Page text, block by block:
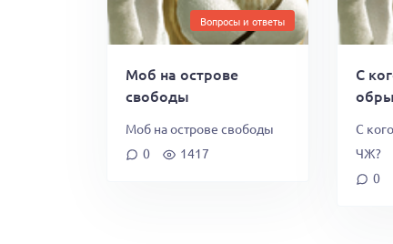
Вопросы и ответы
Моб на острове
свободы
Моб на острове свободы
0
1417
С
С
ЧЖ?
0